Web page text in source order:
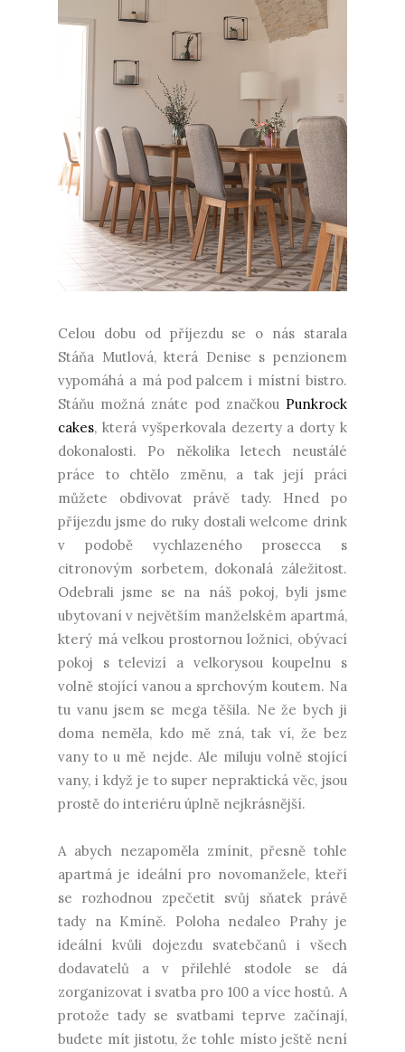
Celou dobu od příjezdu se o nás starala
Stáňa Mutlová, která Denise s penzionem
vypomáhá a má pod palcem i místní bistro.
Stáňu možná znáte pod značkou Punkrock
cakes, která vyšperkovala dezerty a dorty k
dokonalosti. Po několika letech neustálé
práce to chtělo změnu, a tak její práci
můžete obdivovat právě tady. Hned po
příjezdu jsme do ruky dostali welcome drink
v podobě vychlazeného prosecca s
citronovým sorbetem, dokonalá záležitost.
Odebrali jsme se na náš pokoj, byli jsme
ubytovaní v největším manželském apartmá,
který má velkou prostornou ložnici, obývací
pokoj s televizí a velkorysou koupelnu s
volně stojící vanou a sprchovým koutem. Na
tu vanu jsem se mega těšila. Ne že bych ji
doma neměla, kdo mě zná, tak ví, že bez
vany to u mě nejde. Ale miluju volně stojící
vany, i když je to super nepraktická věc, jsou
prostě do interiéru úplně nejkrásnější.
A abych nezapoměla zmínit, přesně tohle
apartmá je ideální pro novomanžele, kteří
se rozhodnou zpečetit svůj sňatek právě
tady na Kmíně. Poloha nedaleo Prahy je
ideální kvůli dojezdu svatebčanů i všech
dodavatelů a v přilehlé stodole se dá
zorganizovat i svatba pro 100 a více hostů. A
protože tady se svatbami teprve začínají,
budete mít jistotu, že tohle místo ještě není